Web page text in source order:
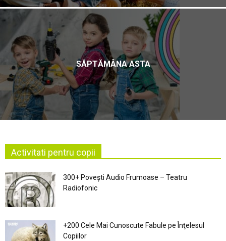
SĂPTĂMÂNA ASTA
Activitati pentru copii
300+ Povești Audio Frumoase – Teatru
Radiofonic
+200 Cele Mai Cunoscute Fabule pe Înţelesul
Copiilor